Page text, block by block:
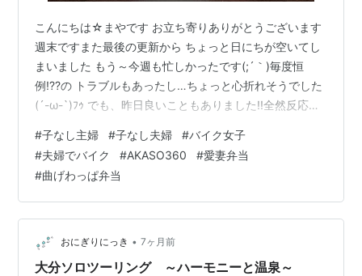
こんにちは☆まやです お立ち寄りありがとうございます
週末ですまた最後の更新から ちょっと日にちが空いてし
まいました もう～今週も忙しかったです(;´｀)毎度恒
例!??の トラブルもあったし…ちょっと心折れそうでした
(´-ω-`)ﾌｩ でも、昨日良いこともありました!!全然反応が
人も!!!これは絶対に逃してはいけないと 忙しい社長に変
わって 私が急いで連絡を取りましてお2人とも週明けの
月曜日に 面接が決まりました 電話で話した感じだと ど
ちらの方も気さくで こちらの質問にも きちんと答えて下
さったので たぶん大丈夫だと思います(^^)てか…
#子なし主婦 #子なし夫婦 #バイク女子
#夫婦でバイク #AKASO360 #愛妻弁当
#曲げわっぱ弁当
おにぎりにっき • 7ヶ月前
大分ソロツーリング ～ハーモニーと温泉～